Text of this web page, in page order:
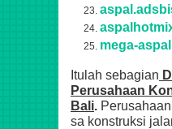
mega-
Itulah sebagian
Perusahaan
Bali. Perusahaan
sa konstruksi